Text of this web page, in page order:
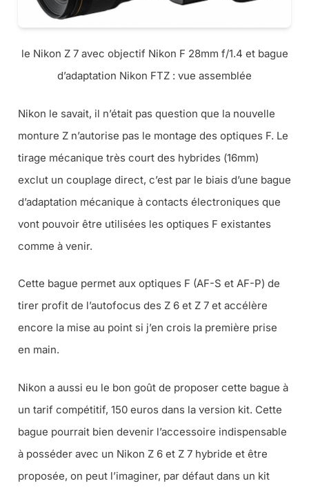
le Nikon Z 7 avec objectif Nikon F 28mm f/1.4 et bague
d’adaptation Nikon FTZ : vue assemblée
Nikon le savait, il n’était pas question que la nouvelle
monture Z n’autorise pas le montage des optiques F. Le
tirage mécanique très court des hybrides (16mm)
exclut un couplage direct, c’est par le biais d’une bague
d’adaptation mécanique à contacts électroniques que
vont pouvoir être utilisées les optiques F existantes
comme à venir.
Cette bague permet aux optiques F (AF-S et AF-P) de
tirer profit de l’autofocus des Z 6 et Z 7 et accélère
encore la mise au point si j’en crois la première prise
en main.
Nikon a aussi eu le bon goût de proposer cette bague à
un tarif compétitif, 150 euros dans la version kit. Cette
bague pourrait bien devenir l’accessoire indispensable
à posséder avec un Nikon Z 6 et Z 7 hybride et être
proposée, on peut l’imaginer, par défaut dans un kit